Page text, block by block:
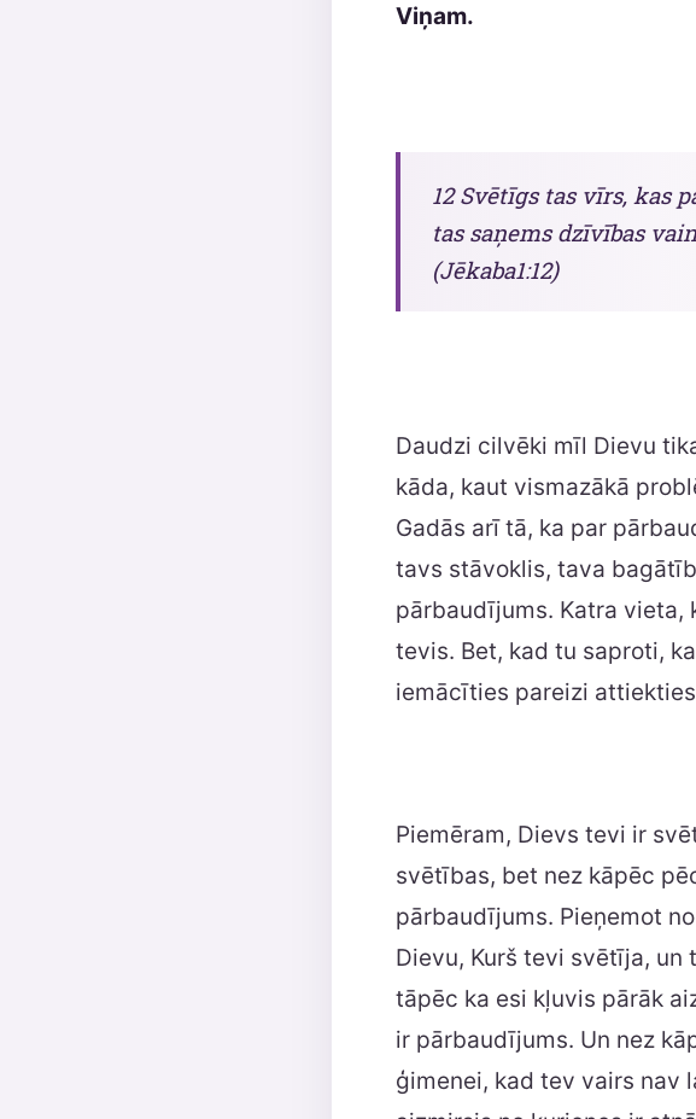
Viņam.
12 Svētīgs tas vīrs, kas
tas saņems dzīvības
(Jēkaba1:12)
Daudzi cilvēki mīl Dievu
kāda, kaut vismazākā
Gadās arī tā, ka par
tavs stāvoklis, tava
pārbaudījums. Katra
tevis. Bet, kad tu saproti,
iemācīties pareizi
Piemēram, Dievs tevi ir
svētības, bet nez kāpēc
pārbaudījums. Pieņemot
Dievu, Kurš tevi svētīja, un
tāpēc ka esi kļuvis pārāk
ir pārbaudījums. Un nez
ģimenei, kad tev vairs nav